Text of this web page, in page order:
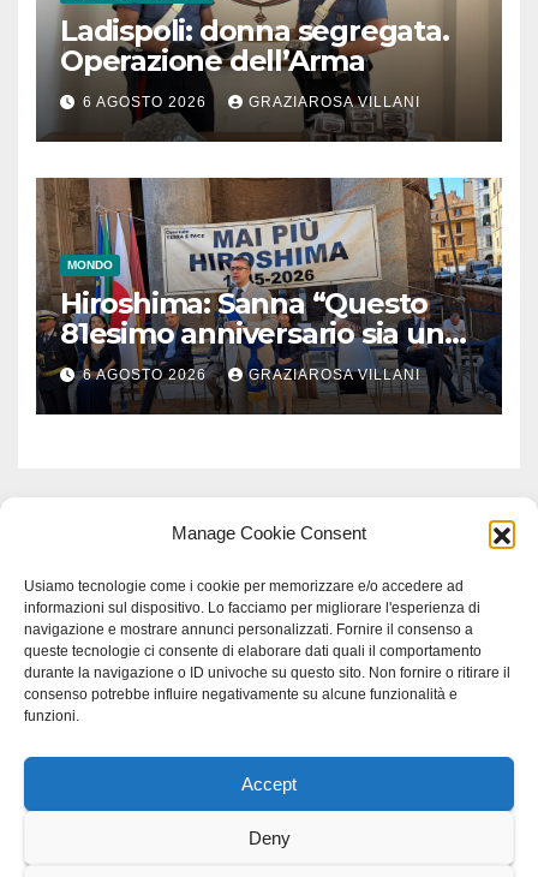
Manage Cookie Consent
Usiamo tecnologie come i cookie per memorizzare e/o accedere ad
informazioni sul dispositivo. Lo facciamo per migliorare l'esperienza di
navigazione e mostrare annunci personalizzati. Fornire il consenso a
queste tecnologie ci consente di elaborare dati quali il comportamento
durante la navigazione o ID univoche su questo sito. Non fornire o ritirare il
consenso potrebbe influire negativamente su alcune funzionalità e
funzioni.
Accept
Deny
Ladispoli: donna segregata.
Operazione dell’Arma
6 AGOSTO 2026 GRAZIAROSA VILLANI
MONDO
Hiroshima: Sanna “Questo
81esimo anniversario sia un
monito per tutti”
6 AGOSTO 2026 GRAZIAROSA VILLANI
Proudly powered by WordPress|Tema: Newspaperex di
Scienzastudio specialistico bracciano